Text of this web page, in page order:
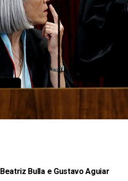
Beatriz Bulla e Gustavo Aguiar